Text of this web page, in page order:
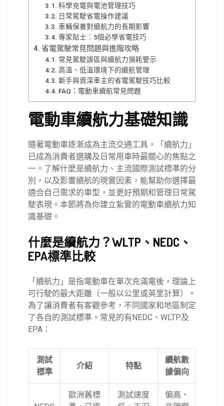
科學充電與電池管理技巧
日常駕駛省電操作建議
車輛保養對續航力的長期影響
專家貼士：5個必學省電技巧
省電駕駛常見問題與進階攻略
常見駕駛誤區與續航力損耗警示
高溫、低溫環境下的續航管理
新手與資深車主的省電駕駛技巧比較
FAQ：電動車續航常見問題
電動車續航力基礎知識
隨著電動車逐漸成為主流交通工具，「續航力」
已成為消費者選購及日常用車時最關心的焦點之
一。了解什麼是續航力、主流國際測試標準的分
別，以及影響續航的現實因素，能幫助你選擇最
適合自己需求的車型，並更好預期和管理日常駕
駛表現。本節將為你建立紮實的電動車續航力知
識基礎。
什麼是續航力？WLTP、NEDC、
EPA標準比較
「續航力」是指電動車在單次充滿電後，理論上
可行駛的最大距離（一般以公里或英里計算）。
為了讓消費者有客觀參考，不同國家和地區制定
了各自的測試標準。常見的有NEDC、WLTP及
EPA：
測試
標準
介紹 特點
續航數
據偏向
歐洲舊標
測試速度
偏高、